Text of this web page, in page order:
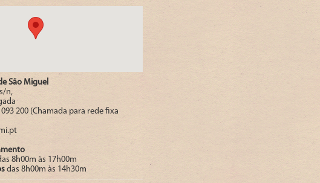
São Miguel
n,
093 200 (Chamada para rede fixa
8h00m às 17h00m
das 8h00m às 14h30m